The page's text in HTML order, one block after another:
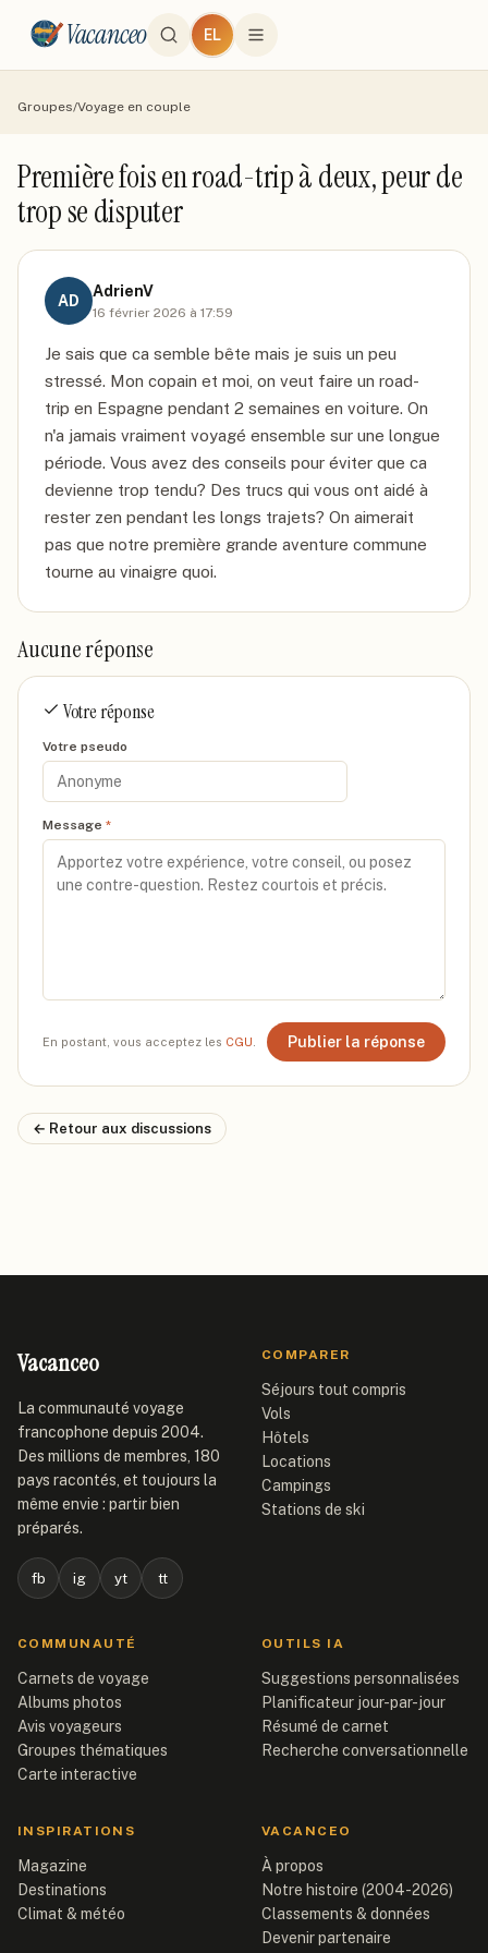
Vacanceo EL
Groupes/Voyage en couple
Première fois en road-trip à deux, peur de
trop se disputer
AD
AdrienV
16 février 2026 à 17:59
Je sais que ca semble bête mais je suis un peu
stressé. Mon copain et moi, on veut faire un road-
trip en Espagne pendant 2 semaines en voiture. On
n'a jamais vraiment voyagé ensemble sur une longue
période. Vous avez des conseils pour éviter que ca
devienne trop tendu? Des trucs qui vous ont aidé à
rester zen pendant les longs trajets? On aimerait
pas que notre première grande aventure commune
tourne au vinaigre quoi.
Aucune réponse
Votre réponse
Votre pseudo
Message *
En postant, vous acceptez les CGU Publier la réponse
← Retour aux discussions
Vacanceo
La communauté voyage
francophone depuis 2004.
Des millions de membres, 180
pays racontés, et toujours la
même envie : partir bien
préparés.
fb ig yt tt
COMPARER
Séjours tout compris
Vols
Hôtels
Locations
Campings
Stations de ski
COMMUNAUTÉ
Carnets de voyage
Albums photos
Avis voyageurs
Groupes thématiques
Carte interactive
OUTILS IA
Suggestions personnalisées
Planificateur jour-par-jour
Résumé de carnet
Recherche conversationnelle
INSPIRATIONS
Magazine
Destinations
Climat & météo
VACANCEO
À propos
Notre histoire (2004-2026)
Classements & données
Devenir partenaire